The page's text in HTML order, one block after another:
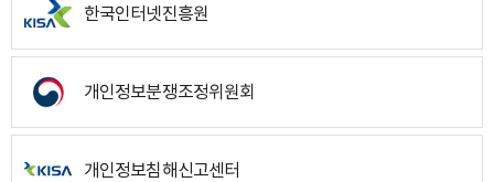
한국인터넷진흥원
개인정보분쟁조정위원회
개인정보침해신고센터